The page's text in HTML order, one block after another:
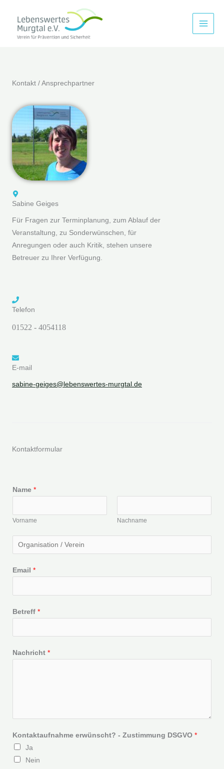
springen
Kontakt / Ansprechpartner
Sabine Geiges
Für Fragen zur Terminplanung, zum Ablauf der
Veranstaltung, zu Sonderwünschen, für
Anregungen oder auch Kritik, stehen unsere
Betreuer zu Ihrer Verfügung.
Telefon
01522 - 4054118
E-mail
sabine-geiges@lebenswertes-murgtal.de
Kontaktformular
Name *
Vorname Nachname
r
g
a
s
i
Email *
Betreff *
Nachricht *
Kontaktaufnahme erwünscht? - Zustimmung DSGVO *
Ja
Nein